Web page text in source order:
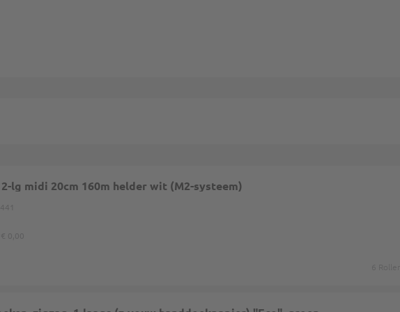
lg midi 20cm 160m helder wit (M2-systeem)